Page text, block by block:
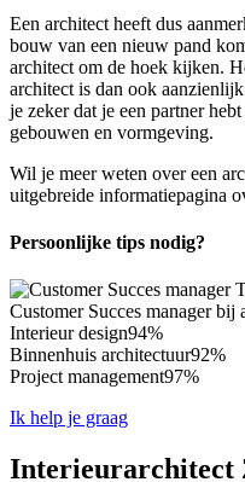
Een architect heeft dus
bouw van een nieuw pand
architect om de hoek kijken.
architect is dan ook
je zeker dat je een partner
gebouwen en vormgeving.
Wil je meer weten over een
uitgebreide informatiepagina
Persoonlijke tips nodig?
Customer Succes manager bij
Interieur design94%
Binnenhuis architectuur92%
Project management97%
Ik help je graag
Interieurarchitect